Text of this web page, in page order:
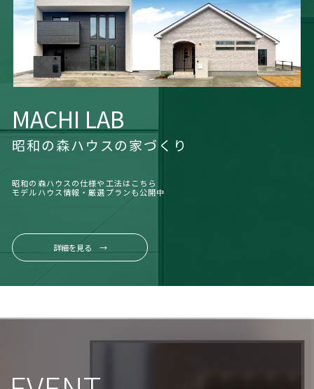
MACHI LAB
昭和の森ハウスの家づくり
昭和の森ハウスの仕様や工法はこちら
モデルハウス情報・厳選プランも公開中
詳細を見る →